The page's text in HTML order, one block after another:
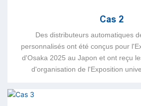
Cas 2
Des distributeurs automatiques
personnalisés ont été conçus pour
d'Osaka 2025 au Japon et ont reçu
d'organisation de l'Exposition